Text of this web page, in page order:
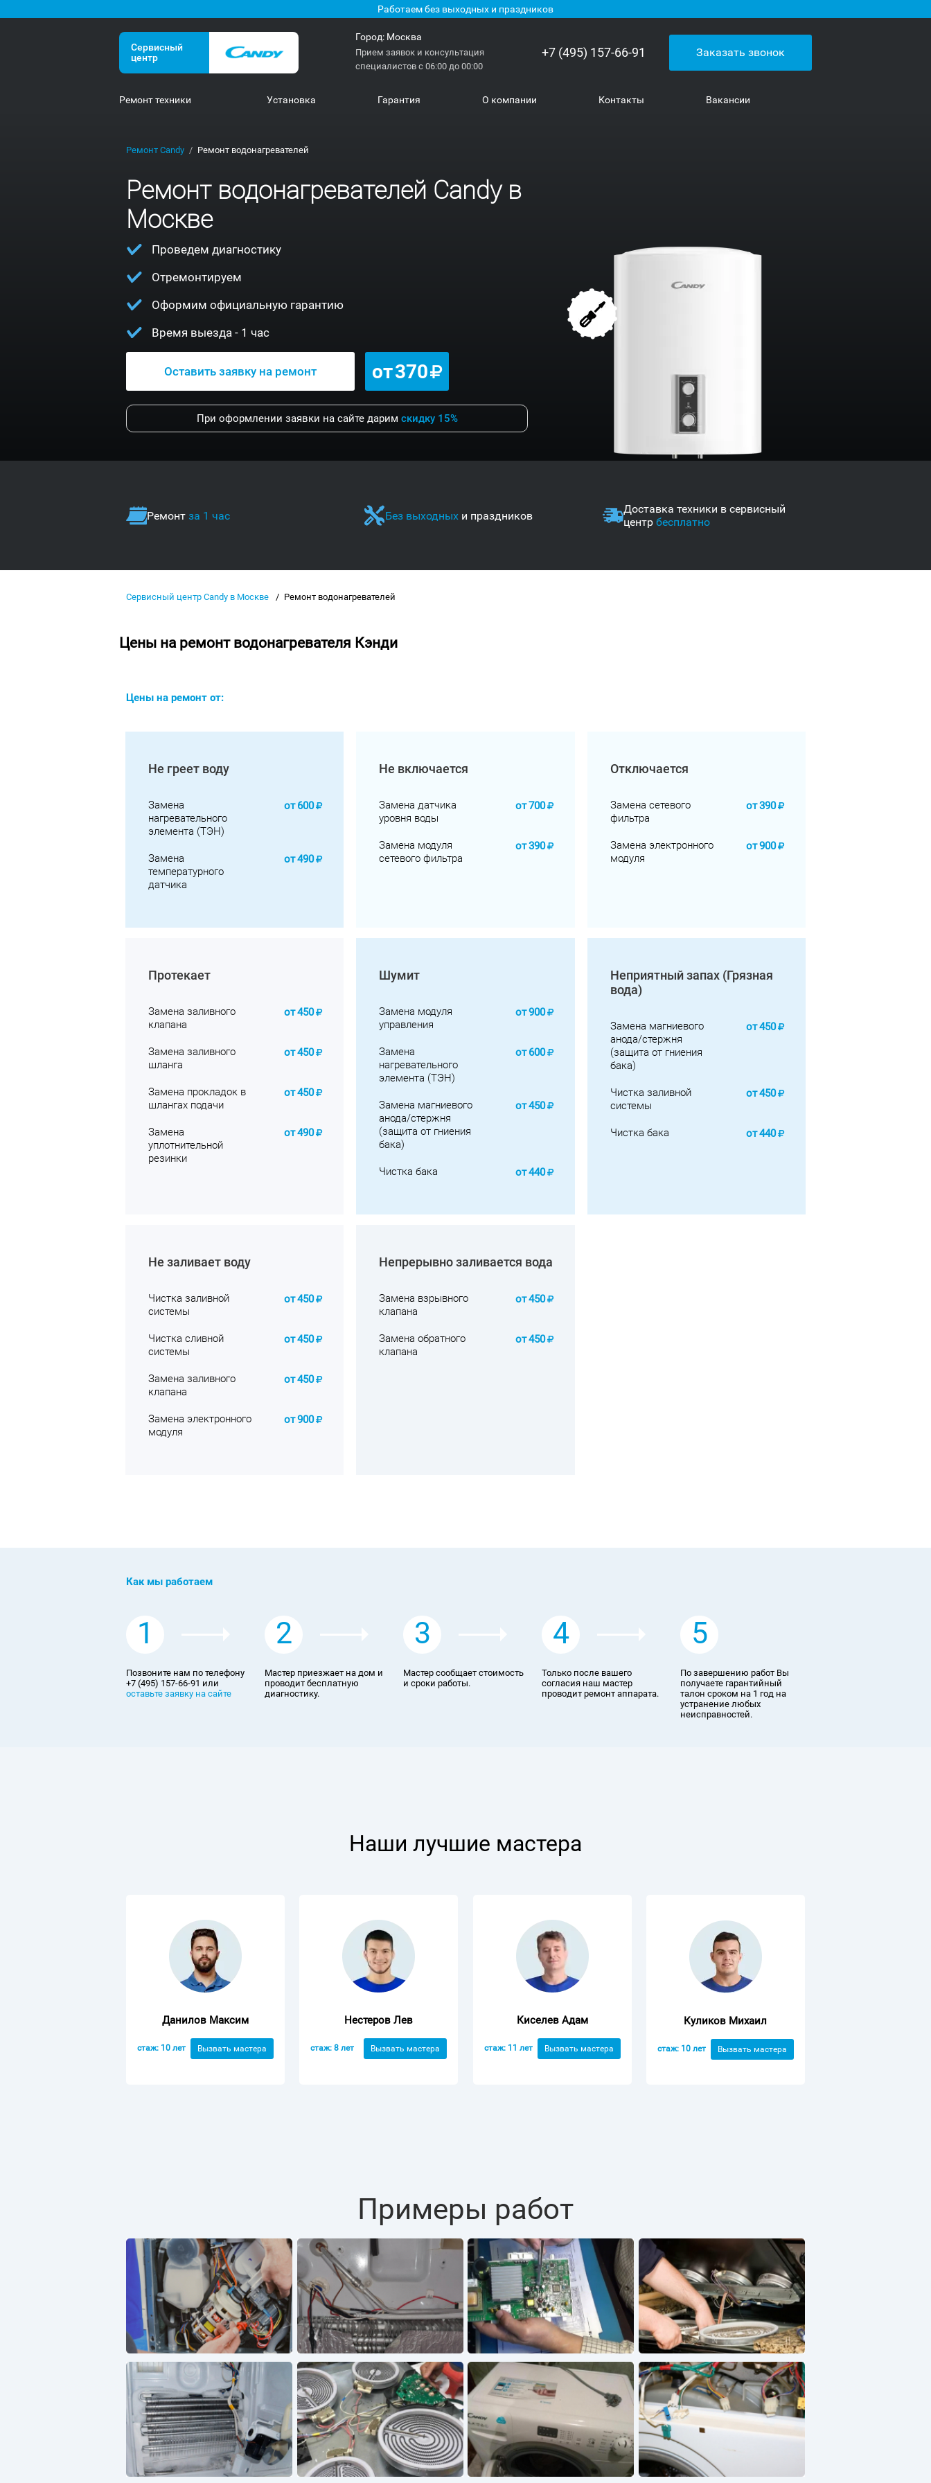
Работаем без выходных и праздников
Сервисный
центр
Город: Москва
Прием заявок и консультация
специалистов с 06:00 до 00:00
+7 (495) 157-66-91 Заказать звонок
Ремонт техники Установка Гарантия О компании Контакты Вакансии
Ремонт Candy Ремонт водонагревателей
Ремонт водонагревателей Candy в
Москве
Проведем диагностику
Отремонтируем
Оформим официальную гарантию
Время выезда - 1 час
Оставить заявку на ремонт от370
При оформлении заявки на сайте дарим скидку 15%
Ремонт за 1 час Без выходных и праздников
Доставка техники в сервисный
центрбесплатно
Сервисный центр Candy в Москве Ремонт водонагревателей
Цены на ремонт водонагревателя Кэнди
Цены на ремонт от:
Не греет воду
Замена
нагревательного
элемента (ТЭН)
от 600
Замена
температурного
датчика
от490
Не включается
Замена датчика
уровня воды
от700
Замена модуля
сетевого фильтра
от390
Отключается
Замена сетевого
фильтра
от390
Замена электронного
модуля
от900
Протекает
Замена заливного
клапана
от450
Замена заливного
шланга
от450
Замена прокладок в
шлангах подачи
от450
Замена
уплотнительной
резинки
от490
Шумит
Замена модуля
управления
от900
Замена
нагревательного
элемента (ТЭН)
от 600
Замена магниевого
анода/стержня
(защита от гниения
бака)
от450
Чистка бака от440
Неприятный запах (Грязная
вода)
Замена магниевого
анода/стержня
(защита от гниения
бака)
от450
Чистка заливной
системы
от450
Чистка бака от440
Не заливает воду
Чистка заливной
системы
от450
Чистка сливной
системы
от450
Замена заливного
клапана
от450
Замена электронного
модуля
от900
Непрерывно заливается вода
Замена взрывного
клапана
от450
Замена обратного
клапана
от450
Как мы работаем
1
Позвоните нам по телефону
+7 (495) 157-66-91 или
оставьте заявку на сайте
2
Мастер приезжает на дом и
проводит бесплатную
диагностику.
3
Мастер сообщает стоимость
и сроки работы.
4
Только после вашего
согласия наш мастер
проводит ремонт аппарата.
5
По завершению работ Вы
получаете гарантийный
талон сроком на 1 год на
устранение любых
неисправностей.
Наши лучшие мастера
Данилов Максим
стаж: 10 лет Вызвать мастера
Нестеров Лев
стаж: 8 лет Вызвать мастера
Киселев Адам
стаж: 11 лет Вызвать мастера
Куликов Михаил
стаж: 10 лет Вызвать мастера
Примеры работ